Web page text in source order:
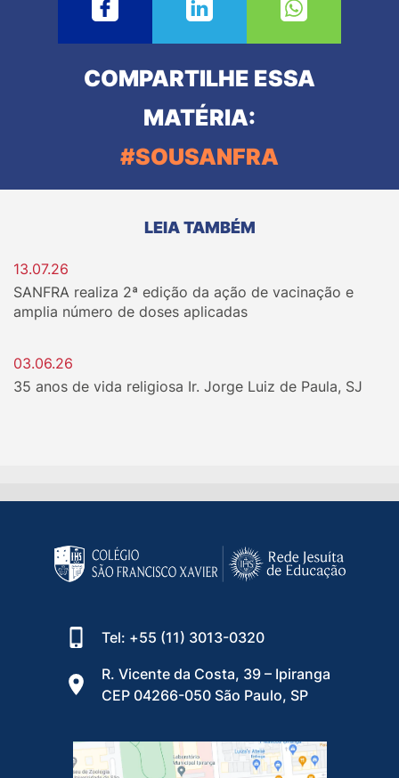
COMPARTILHE ESSA
MATÉRIA:
#SOUSANFRA
LEIA TAMBÉM
13.07.26
SANFRA realiza 2ª edição da ação de vacinação e
amplia número de doses aplicadas
03.06.26
35 anos de vida religiosa Ir. Jorge Luiz de Paula, SJ
Tel: +55 (11) 3013-0320
R. Vicente da Costa, 39 – Ipiranga
CEP 04266-050 São Paulo, SP